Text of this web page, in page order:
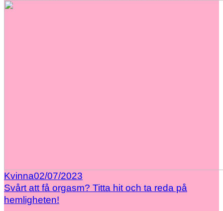
Kvinna02/07/2023
Svårt att få orgasm? Titta hit och ta reda på
hemligheten!